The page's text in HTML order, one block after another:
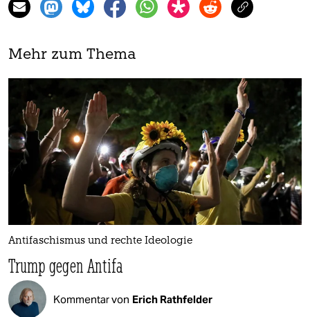
Mehr zum Thema
Antifaschismus und rechte Ideologie
Trump gegen Antifa
Kommentar von Erich Rathfelder